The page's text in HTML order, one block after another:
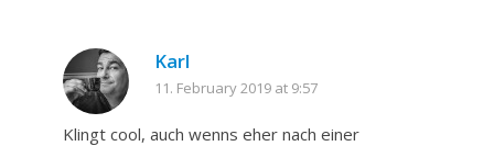
Karl
11. February 2019 at 9:57
Klingt cool, auch wenns eher nach einer